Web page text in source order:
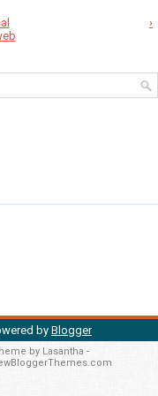
›
by Blogger
by Lasantha -